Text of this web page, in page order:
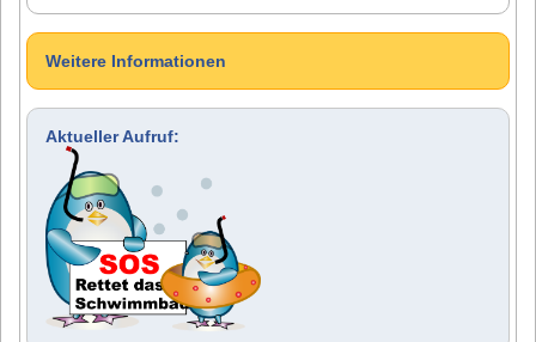
Weitere Informationen
Aktueller Aufruf: